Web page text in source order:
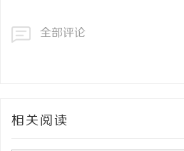
全部评论
相关阅读